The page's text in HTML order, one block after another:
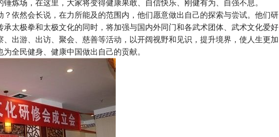
炼场，在这里，大家将变得健康果敢、自信快乐、刚健有为、自强不息。
依然会长说，在力所能及的范围内，他们愿意做出自己的探索与尝试。他们研
太极拳和太极文化的同时，将加强与国内外同门和各武术团体、武术文化爱好
出游、出访、聚会、慈善等活动，以开阔视野和见识，提升境界，使人生更加
全民健身、健康中国做出自己的贡献。